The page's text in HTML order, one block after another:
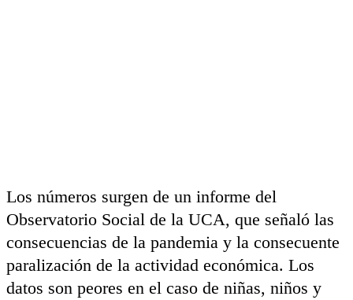
Los números surgen de un informe del
Observatorio Social de la UCA, que señaló las
consecuencias de la pandemia y la consecuente
paralización de la actividad económica. Los
datos son peores en el caso de niñas, niños y